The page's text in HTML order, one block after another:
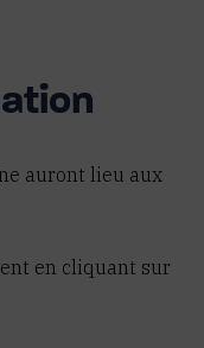
auront lieu aux
en cliquant sur